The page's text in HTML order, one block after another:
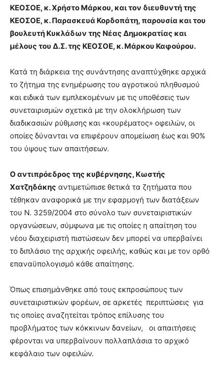
ΚΕΟΣΟΕ, κ. Χρήστο Μάρκου, και τον διευθυντή της
ΚΕΟΣΟΕ, κ. Παρασκευά Κορδοπάτη, παρουσία και του
βουλευτή Κυκλάδων της Νέας Δημοκρατίας και
μέλους του Δ.Σ. της ΚΕΟΣΟΕ, κ. Μάρκου Καφούρου.
Κατά τη διάρκεια της συνάντησης αναπτύχθηκε αρχικά
το ζήτημα της ενημέρωσης του αγροτικού πληθυσμού
και ειδικά των εμπλεκομένων με τις υποθέσεις των
συνεταιρισμών σχετικά με την ολοκλήρωση των
διαδικασιών ρύθμισης και «κουρέματος» οφειλών, οι
οποίες δύνανται να επιφέρουν απομείωση έως και 90%
του ύψους των απαιτήσεων.
Ο αντιπρόεδρος της κυβέρνησης, Κωστής
Χατζηδάκης αντιμετώπισε θετικά τα ζητήματα που
τέθηκαν αναφορικά με την εφαρμογή των διατάξεων
του Ν. 3259/2004 στο σύνολο των συνεταιριστικών
οργανώσεων, σύμφωνα με τις οποίες η απαίτηση του
νέου διαχειριστή πιστώσεων δεν μπορεί να υπερβαίνει
το διπλάσιο της αρχικής οφειλής, καθώς και με τον ορθό
επαναϋπολογισμό κάθε απαίτησης.
Όπως επισημάνθηκε από τους εκπροσώπους των
συνεταιριστικών φορέων, σε αρκετές περιπτώσεις για
τις οποίες αναζητείται τρόπος επίλυσης του
προβλήματος των κόκκινων δανείων, οι απαιτήσεις
φέρονται να υπερβαίνουν πολλαπλάσια το αρχικό
κεφάλαιο των οφειλών.